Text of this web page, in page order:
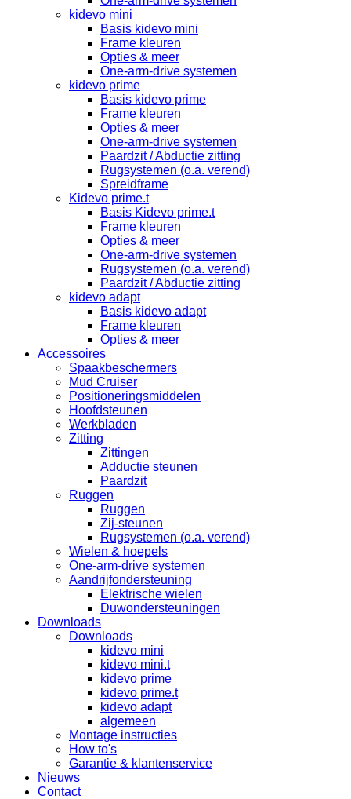
kidevo mini
Basis kidevo mini
Frame kleuren
Opties & meer
One-arm-drive systemen
kidevo prime
Basis kidevo prime
Frame kleuren
Opties & meer
One-arm-drive systemen
Paardzit / Abductie zitting
Rugsystemen (o.a. verend)
Spreidframe
Kidevo prime.t
Basis Kidevo prime.t
Frame kleuren
Opties & meer
One-arm-drive systemen
Rugsystemen (o.a. verend)
Paardzit / Abductie zitting
kidevo adapt
Basis kidevo adapt
Frame kleuren
Opties & meer
Accessoires
Spaakbeschermers
Mud Cruiser
Positioneringsmiddelen
Hoofdsteunen
Werkbladen
Zitting
Zittingen
Adductie steunen
Paardzit
Ruggen
Ruggen
Zij-steunen
Rugsystemen (o.a. verend)
Wielen & hoepels
One-arm-drive systemen
Aandrijfondersteuning
Elektrische wielen
Duwondersteuningen
Downloads
Downloads
kidevo mini
kidevo mini.t
kidevo prime
kidevo prime.t
kidevo adapt
algemeen
Montage instructies
How to's
Garantie & klantenservice
Nieuws
Contact